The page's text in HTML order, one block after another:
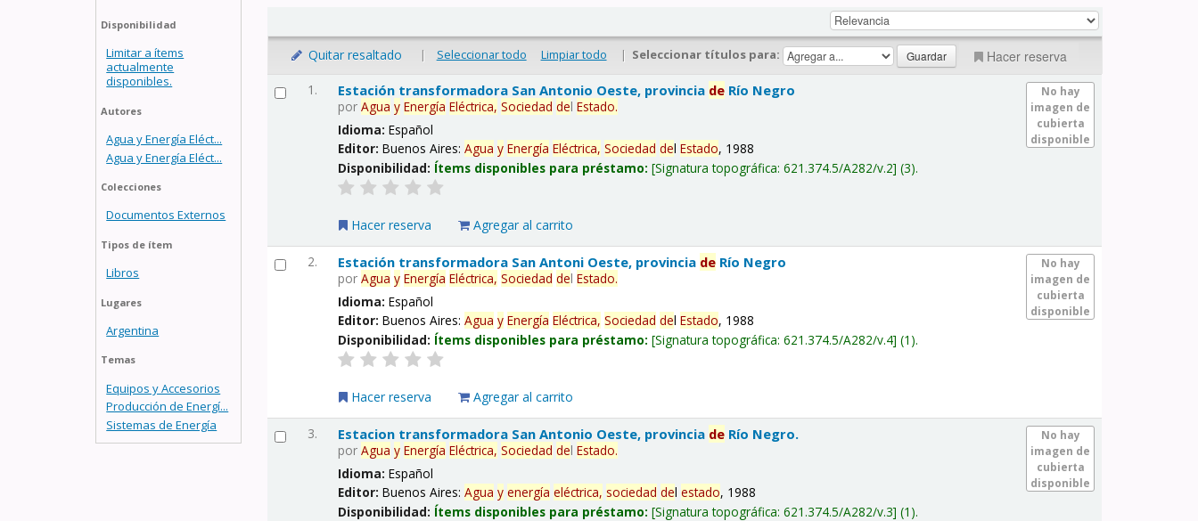
Disponibilidad
Limitar a ítems
actualmente
disponibles.
Autores
Agua y Energía Eléct...
Agua y Energía Eléct...
Colecciones
Documentos Externos
Tipos de ítem
Libros
Lugares
Argentina
Temas
Equipos y Accesorios
Producción de Energí...
Sistemas de Energía
Quitar resaltado | Seleccionar todo Limpiar todo | Seleccionar títulos para: Hacer reserva
1.
No hay
imagen de
cubierta
disponible
Estación transformadora San Antonio Oeste, provincia de Río Negro
porAgua y Energía Eléctrica, Sociedad delEstado.
Idioma:Español
Editor:Buenos Aires:Agua y Energía Eléctrica, Sociedad delEstado, 1988
Disponibilidad: Ítems disponibles para préstamo: Signatura topográfica:621.374.5/A282/v.2 (3).
Hacer reserva Agregar al carrito
2.
No hay
imagen de
cubierta
disponible
Estación transformadora San Antoni Oeste, provincia de Río Negro
porAgua y Energía Eléctrica, Sociedad delEstado.
Idioma:Español
Editor:Buenos Aires:Agua y Energía Eléctrica, Sociedad delEstado, 1988
Disponibilidad: Ítems disponibles para préstamo: Signatura topográfica:621.374.5/A282/v.4 (1).
Hacer reserva Agregar al carrito
3.
No hay
imagen de
cubierta
disponible
Estacion transformadora San Antonio Oeste, provincia de Río Negro.
porAgua y Energía Eléctrica, Sociedad delEstado.
Idioma:Español
Editor:Buenos Aires:Agua y energía eléctrica, sociedad delestado, 1988
Disponibilidad: Ítems disponibles para préstamo: Signatura topográfica:621.374.5/A282/v.3 (1).